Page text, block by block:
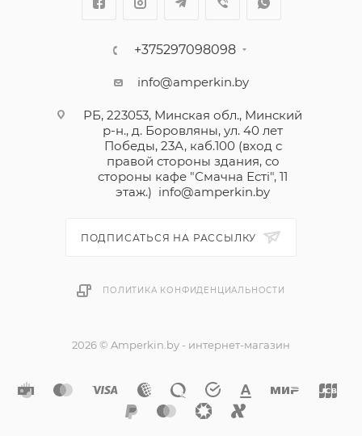
+375297098098
info@amperkin.by
РБ, 223053, Минская обл., Минский
р-н., д. Боровляны, ул. 40 лет
Победы, 23А, каб.100 (вход с
правой стороны здания, со
стороны кафе "Смачна Естi", 11
этаж.) info@amperkin.by
ПОДПИСАТЬСЯ НА РАССЫЛКУ
ПОЛИТИКА КОНФИДЕНЦИАЛЬНОСТИ
2026 © Amperkin.by - интернет-магазин